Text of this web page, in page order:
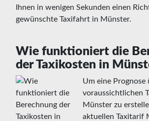
Ihnen in wenigen Sekunden einen
gewünschte Taxifahrt in Münster.
Wie funktioniert die
der Taxikosten in
Um eine Prognose
voraussichtlichen
Münster zu
aktuellen Taxitarif